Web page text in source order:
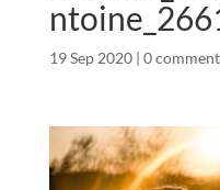
19 Sep 2020| 0